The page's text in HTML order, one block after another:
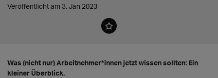
Veröffentlicht am 3. Jan 2023
Was (nicht nur) Arbeitnehmer*innen jetzt wissen sollten: Ein
kleiner Überblick.